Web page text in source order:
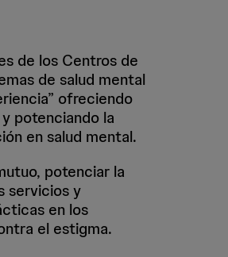
de los Centros de
de salud mental
ofreciendo
potenciando la
en salud mental.
potenciar la
servicios y
en los
el estigma.